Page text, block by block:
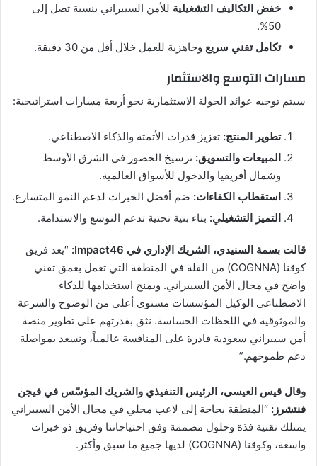
خفض التكاليف التشغيلية للأمن السيبراني بنسبة تصل إلى
50%.
تكامل تقني سريع وجاهزية للعمل خلال أقل من 30 دقيقة.
مسارات التوسع والاستثمار
سيتم توجيه عوائد الجولة الاستثمارية نحو أربعة مسارات استراتيجية:
تطوير المنتج: تعزيز قدرات الأتمتة والذكاء الاصطناعي.
المبيعات والتسويق: ترسيخ الحضور في الشرق الأوسط
وشمال أفريقيا والدخول للأسواق العالمية.
استقطاب الكفاءات: ضم أفضل الخبرات لدعم النمو المتسارع.
التميز التشغيلي: بناء بنية تحتية تدعم التوسع والاستدامة.
قالت بسمة السنيدي، الشريك الإداري في Impact46: “يعد فريق
كوقنا (COGNNA) من القلة في المنطقة التي تعمل بعمق تقني
واضح في مجال الأمن السيبراني. ويمنح استخدامها للذكاء
الاصطناعي الوكيل المؤسسات مستوى أعلى من الوضوح والسرعة
والموثوقية في اللحظات الحساسة. نثق بقدرتهم على تطوير منصة
أمن سيبراني سعودية قادرة على المنافسة عالمياً، ونسعد بمواصلة
دعم طموحهم.”
وقال قيس العيسى، الرئيس التنفيذي والشريك المؤسّس في فيجن
فنتشرز: “المنطقة بحاجة إلى لاعب محلي في مجال الأمن السيبراني
يمتلك تقنية فذة وحلول مصممة وفق احتياجاتنا وفريق ذو خبرات
واسعة، وكوقنا (COGNNA) لديها جميع ما سبق وأكثر.